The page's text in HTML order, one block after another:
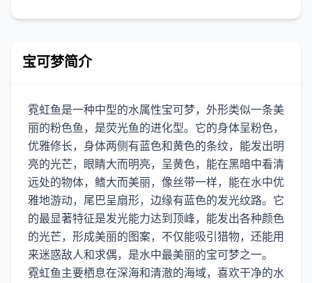
宝可梦简介
霓虹鱼是一种中型的水属性宝可梦，外形类似一条美
丽的粉色鱼，是荧光鱼的进化型。它的身体呈粉色，
优雅修长，身体两侧有蓝色和黄色的条纹，能发出明
亮的光芒，眼睛大而明亮，呈黄色，能在黑暗中看清
远处的物体，鳍大而美丽，像丝带一样，能在水中优
雅地游动，尾巴呈扇形，边缘有蓝色的发光纹路。它
的最显著特征是发光能力达到顶峰，能发出各种颜色
的光芒，形成美丽的图案，不仅能吸引猎物，还能用
来迷惑敌人和求偶，是水中最美丽的宝可梦之一。
霓虹鱼主要栖息在深海和清澈的海域，喜欢干净的水